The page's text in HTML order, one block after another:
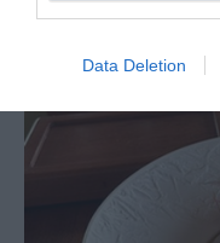
Data Deletion
18 Mai 14:34